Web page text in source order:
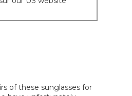
of these sunglasses for